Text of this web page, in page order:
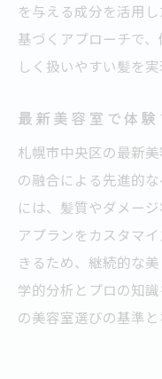
を与える成分を活用
基づくアプローチで
しく扱いやすい髪を実
最新美容室で体
札幌市中央区の最新
の融合による先進的
には、髪質やダメー
アプランをカスタマ
きるため、継続的な
学的分析とプロの知
の美容室選びの基準と